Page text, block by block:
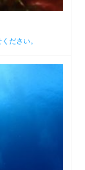
ださい。